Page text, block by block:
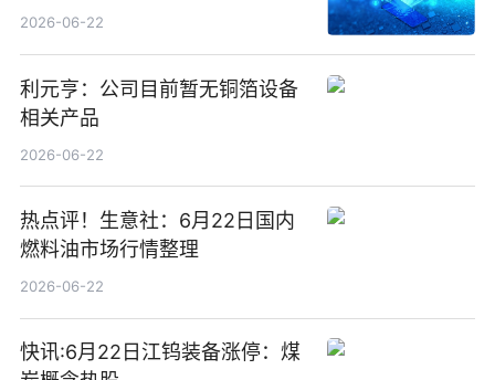
2026-06-22
利元亨：公司目前暂无铜箔设备
相关产品
2026-06-22
热点评！生意社：6月22日国内
燃料油市场行情整理
2026-06-22
快讯:6月22日江钨装备涨停：煤